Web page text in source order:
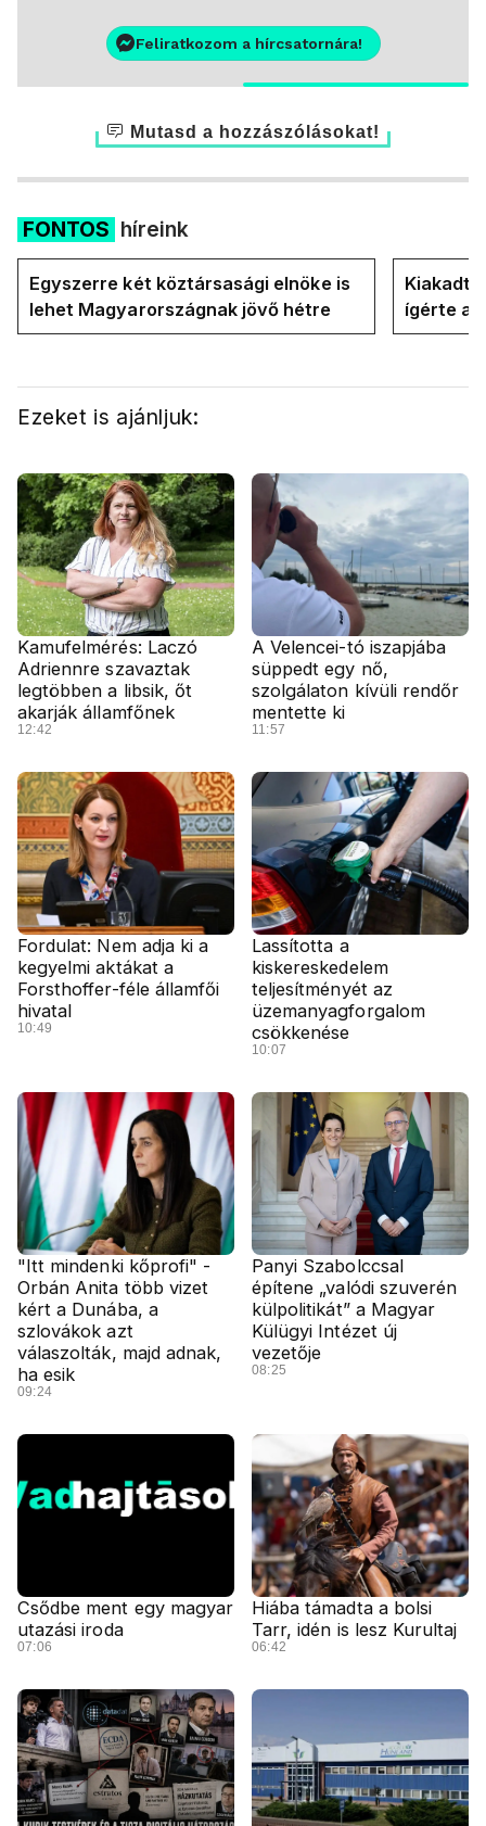
Feliratkozom a hírcsatornára!
Mutasd a hozzászólásokat!
FONTOS híreink
Egyszerre két köztársasági elnöke is
lehet Magyarországnak jövő hétre
Kiakadt
ígérte a
Magyar
Ezeket is ajánljuk:
Kamufelmérés: Laczó
Adriennre szavaztak
legtöbben a libsik, őt
akarják államfőnek
12:42
A Velencei-tó iszapjába
süppedt egy nő,
szolgálaton kívüli rendőr
mentette ki
11:57
Fordulat: Nem adja ki a
kegyelmi aktákat a
Forsthoffer-féle államfői
hivatal
10:49
Lassította a
kiskereskedelem
teljesítményét az
üzemanyagforgalom
csökkenése
10:07
"Itt mindenki kőprofi" -
Orbán Anita több vizet
kért a Dunába, a
szlovákok azt
válaszolták, majd adnak,
ha esik
09:24
Panyi Szabolccsal
építene „valódi szuverén
külpolitikát” a Magyar
Külügyi Intézet új
vezetője
08:25
Csődbe ment egy magyar
utazási iroda
07:06
Hiába támadta a bolsi
Tarr, idén is lesz Kurultaj
06:42